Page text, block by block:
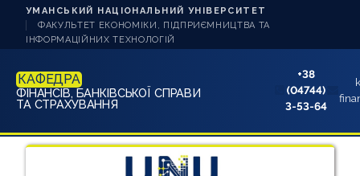
УМАНСЬКИЙ НАЦІОНАЛЬНИЙ УНІВЕРСИТЕТ
ФАКУЛЬТЕТ ЕКОНОМІКИ, ПІДПРИЄМНИЦТВА ТА
ІНФОРМАЦІЙНИХ ТЕХНОЛОГІЙ
КАФЕДРА
ФІНАНСІВ, БАНКІВСЬКОЇ СПРАВИ
ТА СТРАХУВАННЯ
+38
(04744)
3-53-64